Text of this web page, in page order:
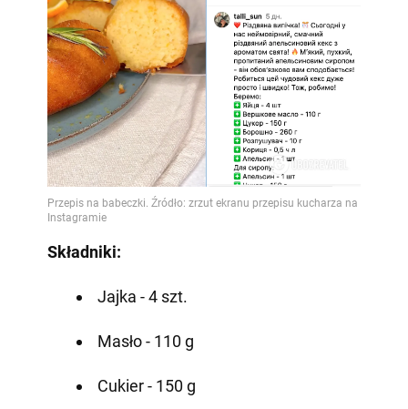
Składniki:
Jajka - 4 szt.
Masło - 110 g
Cukier - 150 g